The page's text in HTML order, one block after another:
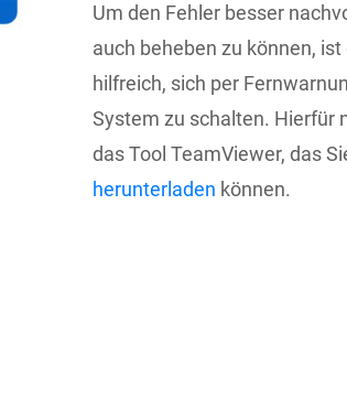
Um den Fehler besser
auch beheben zu können,
hilfreich, sich per
System zu schalten. Hierfür
das Tool TeamViewer, das
herunterladen können.